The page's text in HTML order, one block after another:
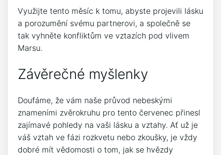
Využijte tento měsíc k tomu, abyste projevili lásku
a porozumění svému partnerovi, a společně se
tak vyhněte konfliktům ve vztazích pod vlivem
Marsu.
Závěrečné myšlenky
Doufáme, že vám naše průvod nebeskými
znameními zvěrokruhu pro tento červenec přinesl
zajímavé pohledy na vaši lásku a vztahy. Ať už je
váš vztah ve fázi rozkvetu nebo zkoušky, je vždy
dobré mít vědomosti o tom, jak se hvězdy